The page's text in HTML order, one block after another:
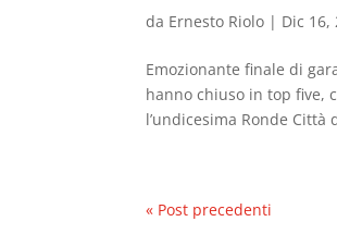
da Ernesto Riolo | Dic 16,
Emozionante finale di
hanno chiuso in top five,
l’undicesima Ronde Città
« Post precedenti